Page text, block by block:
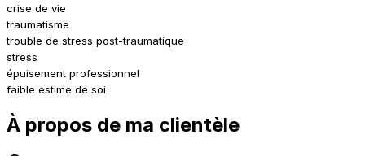
crise de vie
traumatisme
trouble de stress post-traumatique
stress
épuisement professionnel
faible estime de soi
À propos de ma clientèle